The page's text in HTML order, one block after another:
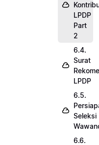
LPDP
Part
2
6.4.
Surat
LPDP
6.5.
Seleksi
6.6.